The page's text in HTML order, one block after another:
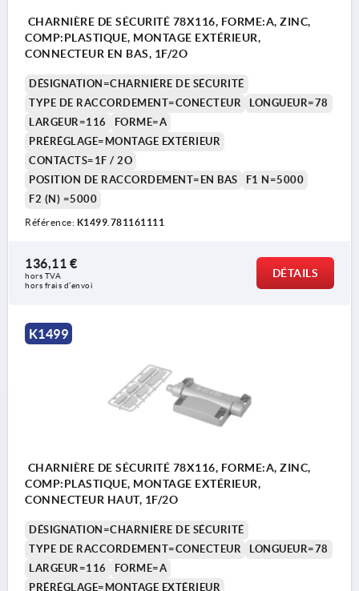
CHARNIÈRE DE SÉCURITÉ 78X116, FORME:A, ZINC,
COMP:PLASTIQUE, MONTAGE EXTÉRIEUR,
CONNECTEUR EN BAS, 1F/2O
DÉSIGNATION=CHARNIÈRE DE SÉCURITÉ
TYPE DE RACCORDEMENT=CONECTEUR
LONGUEUR=78
LARGEUR=116
FORME=A
PRÉRÉGLAGE=MONTAGE EXTÉRIEUR
CONTACTS=1F / 2O
POSITION DE RACCORDEMENT=EN BAS
F1 N=5000
F2 (N) =5000
Référence: K1499.781161111
136,11 €
hors TVA
hors frais d’envoi
DÉTAILS
K1499
CHARNIÈRE DE SÉCURITÉ 78X116, FORME:A, ZINC,
COMP:PLASTIQUE, MONTAGE EXTÉRIEUR,
CONNECTEUR HAUT, 1F/2O
DÉSIGNATION=CHARNIÈRE DE SÉCURITÉ
TYPE DE RACCORDEMENT=CONECTEUR
LONGUEUR=78
LARGEUR=116
FORME=A
PRÉRÉGLAGE=MONTAGE EXTÉRIEUR